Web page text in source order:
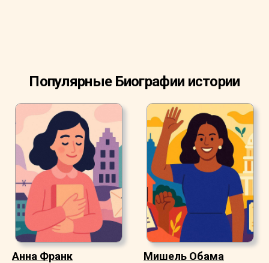
Популярные Биографии истории
Анна Франк Мишель Обама